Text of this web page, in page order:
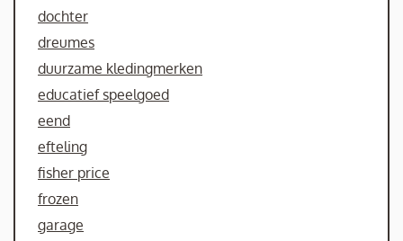
dochter
dreumes
duurzame kledingmerken
educatief speelgoed
eend
efteling
fisher price
frozen
garage